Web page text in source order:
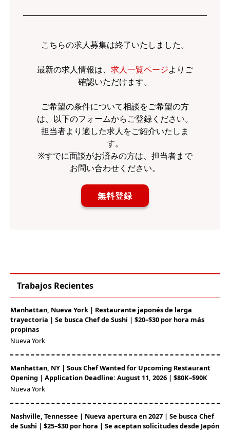
こちらの求人募集は終了いたしました。
最新の求人情報は、 求人一覧ページよりご
確認いただけます。
ご希望の条件について相談をご希望の方
は、以下のフォームからご登録ください。
担当者より適した求人をご紹介いたしま
す。
※すでに面談がお済みの方は、担当者まで
お問い合わせください。
無料登録
Trabajos Recientes
Manhattan, Nueva York | Restaurante japonés de larga
trayectoria | Se busca Chef de Sushi | $20–$30 por hora más
propinas
Nueva York
Manhattan, NY | Sous Chef Wanted for Upcoming Restaurant
Opening | Application Deadline: August 11, 2026 | $80K–$90K
Nueva York
Nashville, Tennessee | Nueva apertura en 2027 | Se busca Chef
de Sushi | $25–$30 por hora | Se aceptan solicitudes desde Japón